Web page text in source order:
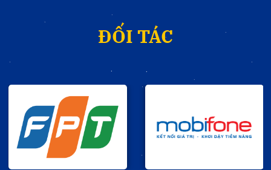
ĐỐI TÁC